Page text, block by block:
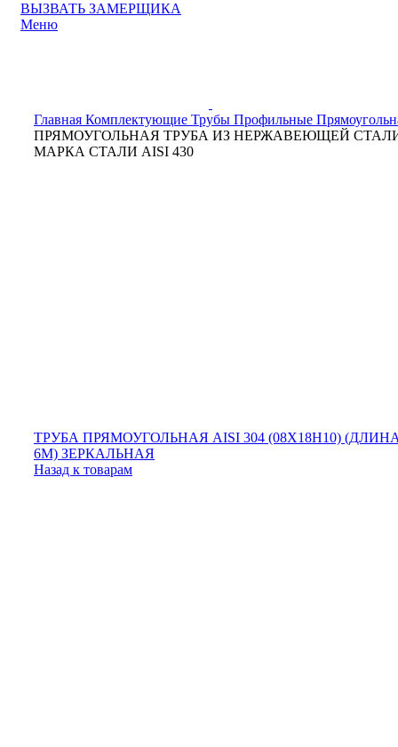
ВЫЗВАТЬ ЗАМЕРЩИКА
Меню
Главная Комплектующие Трубы Профильные
ПРЯМОУГОЛЬНАЯ ТРУБА ИЗ НЕРЖАВЕЮЩЕЙ
МАРКА СТАЛИ AISI 430
ТРУБА ПРЯМОУГОЛЬНАЯ AISI 304 (08Х18Н10)
6М) ЗЕРКАЛЬНАЯ
Назад к товарам